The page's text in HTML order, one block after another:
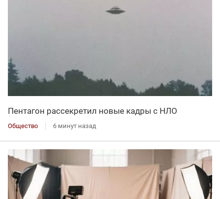
Пентагон рассекретил новые кадры с НЛО
Общество 6 минут назад